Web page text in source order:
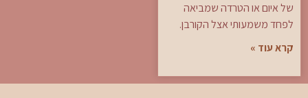
של איום או הטרדה שמביאה
לפחד משמעותי אצל הקורבן.
קרא עוד »